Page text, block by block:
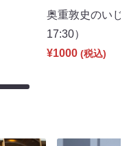
奥重敦史のい
17:30）
¥1000 (税込)